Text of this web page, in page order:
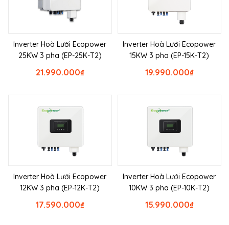
Inverter Hoà Lưới Ecopower
25KW 3 pha (EP-25K-T2)
₫
21.990.000
Inverter Hoà Lưới Ecopower
15KW 3 pha (EP-15K-T2)
₫
19.990.000
Inverter Hoà Lưới Ecopower
12KW 3 pha (EP-12K-T2)
₫
17.590.000
Inverter Hoà Lưới Ecopower
10KW 3 pha (EP-10K-T2)
₫
15.990.000